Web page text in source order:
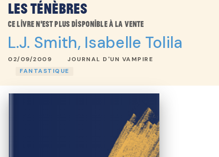
Les ténèbres
Ce livre n'est plus disponible à la vente
L.J. Smith, Isabelle Tolila
02/09/2009
JOURNAL D'UN VAMPIRE
FANTASTIQUE